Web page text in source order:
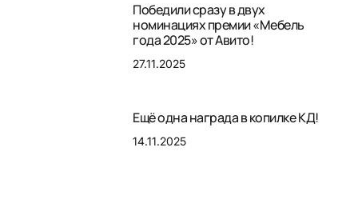
Победили сразу в двух
номинациях премии «Мебель
года 2025» от Авито!
27.11.2025
Ещё одна награда в копилке КД!
14.11.2025